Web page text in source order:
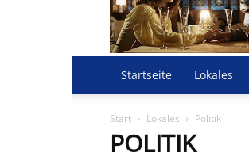
Startseite Lokales
Start Lokales Politik
POLITIK